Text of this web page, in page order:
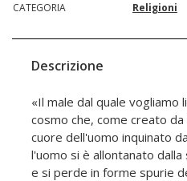
CATEGORIA
Religioni
Descrizione
«Il male dal quale vogliamo
cosmo che, come creato
cuore dell'uomo inquinato
l'uomo si è allontanato
e si perde in forme spurie